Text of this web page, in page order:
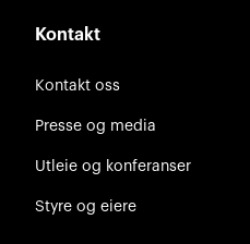
Kontakt
Kontakt oss
Presse og media
Utleie og konferanser
Styre og eiere